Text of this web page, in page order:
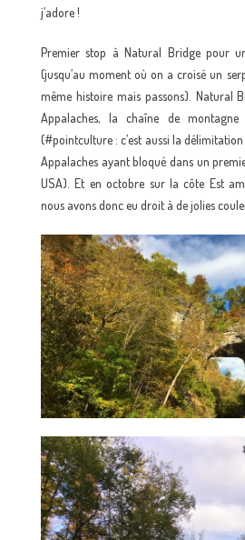
j’adore !
Premier stop à Natural Bridge pour
(jusqu’au moment où on a croisé un
même histoire mais passons). Natural
Appalaches, la chaîne de montagne
(#pointculture : c’est aussi la délimitation
Appalaches ayant bloqué dans un
USA). Et en octobre sur la côte Est
nous avons donc eu droit à de jolies